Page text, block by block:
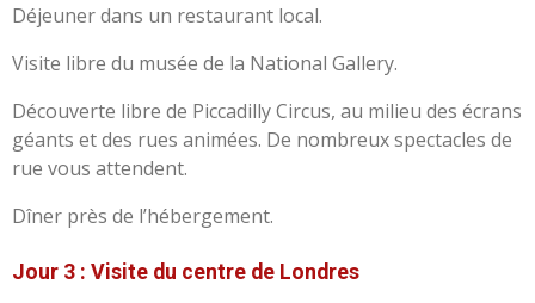
Déjeuner dans un restaurant local.
Visite libre du musée de la National Gallery.
Découverte libre de Piccadilly Circus, au milieu des écrans
géants et des rues animées. De nombreux spectacles de
rue vous attendent.
Dîner près de l’hébergement.
Jour 3 : Visite du centre de Londres